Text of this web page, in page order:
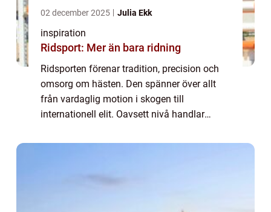
02 december 2025 Julia Ekk
inspiration
Ridsport: Mer än bara ridning
Ridsporten förenar tradition, precision och
omsorg om hästen. Den spänner över allt
från vardaglig motion i skogen till
internationell elit. Oavsett nivå handlar